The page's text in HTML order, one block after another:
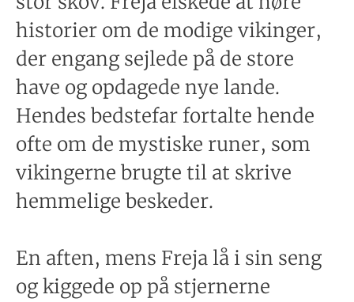
historier om de modige vikinger,
der engang sejlede på de store
have og opdagede nye lande.
Hendes bedstefar fortalte hende
ofte om de mystiske runer, som
vikingerne brugte til at skrive
hemmelige beskeder.
En aften, mens Freja lå i sin seng
og kiggede op på stjernerne